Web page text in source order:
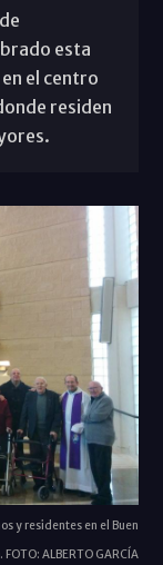
esta
el centro
residen
y residentes en el Buen
ALBERTO GARCÍA